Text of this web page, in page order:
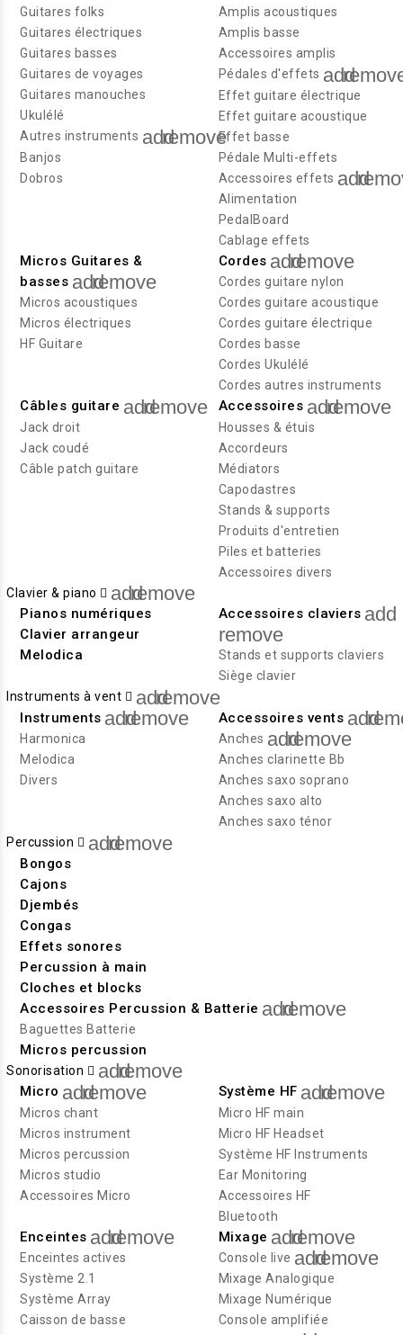
Guitares folks
Guitares électriques
Guitares basses
Guitares de voyages
Guitares manouches
Ukulélé
Autres instruments addremove
Banjos
Dobros
Amplis acoustiques
Amplis basse
Accessoires amplis
Pédales d'effets add
Effet guitare électrique
Effet guitare acoustique
Effet basse
Pédale Multi-effets
Accessoires effets add
Alimentation
PedalBoard
Cablage effets
Micros Guitares &
basses addremove
Micros acoustiques
Micros électriques
HF Guitare
Cordes addremove
Cordes guitare nylon
Cordes guitare acoustique
Cordes guitare électrique
Cordes basse
Cordes Ukulélé
Cordes autres instruments
Câbles guitare addremove
Jack droit
Jack coudé
Câble patch guitare
Accessoires addremove
Housses & étuis
Accordeurs
Médiators
Capodastres
Stands & supports
Produits d'entretien
Piles et batteries
Accessoires divers
Clavier & piano
addremove
Pianos numériques
Clavier arrangeur
Melodica
Accessoires claviers add
remove
Stands et supports claviers
Siège clavier
Instruments à vent
addremove
Instruments addremove
Harmonica
Melodica
Divers
Accessoires vents add
Anches addremove
Anches clarinette Bb
Anches saxo soprano
Anches saxo alto
Anches saxo ténor
Percussion
addremove
Bongos
Cajons
Djembés
Congas
Effets sonores
Percussion à main
Cloches et blocks
Accessoires Percussion & Batterie addremove
Baguettes Batterie
Micros percussion
Sonorisation addremove
Micro addremove
Micros chant
Micros instrument
Micros percussion
Micros studio
Accessoires Micro
Système HF addremove
Micro HF main
Micro HF Headset
Système HF Instruments
Ear Monitoring
Accessoires HF
Bluetooth
Enceintes addremove
Enceintes actives
Système 2.1
Système Array
Caisson de basse
Mixage addremove
Console live addremove
Mixage Analogique
Mixage Numérique
Console amplifiée